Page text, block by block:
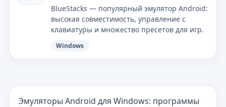
BlueStacks — популярный эмулятор Android:
высокая совместимость, управление с
клавиатуры и множество пресетов для игр.
Windows
Эмуляторы Android для Windows: программы